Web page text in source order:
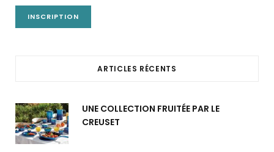
ARTICLES RÉCENTS
UNE COLLECTION FRUITÉE PAR LE
CREUSET